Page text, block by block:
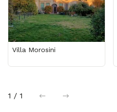
Villa Morosini
1 / 1 precedentesuccessiva